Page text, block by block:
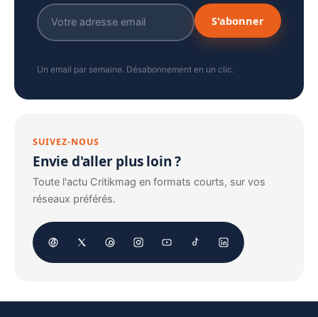
S'abonner
Un email par semaine. Désabonnement en un clic.
SUIVEZ-NOUS
Envie d'aller plus loin ?
Toute l'actu Critikmag en formats courts, sur vos
réseaux préférés.